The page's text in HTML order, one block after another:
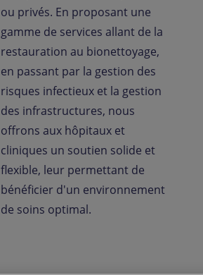
ou privés. En proposant une
gamme de services allant de la
restauration au bionettoyage,
en passant par la gestion des
risques infectieux et la gestion
des infrastructures, nous
offrons aux hôpitaux et
cliniques un soutien solide et
flexible, leur permettant de
bénéficier d'un environnement
de soins optimal.